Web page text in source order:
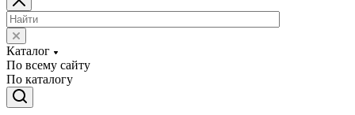
Каталог
По всему сайту
По каталогу